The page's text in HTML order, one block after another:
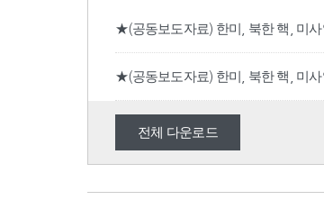
★(공동보도자료) 한미, 북한 핵, 미
★(공동보도자료) 한미, 북한 핵, 미
전체 다운로드